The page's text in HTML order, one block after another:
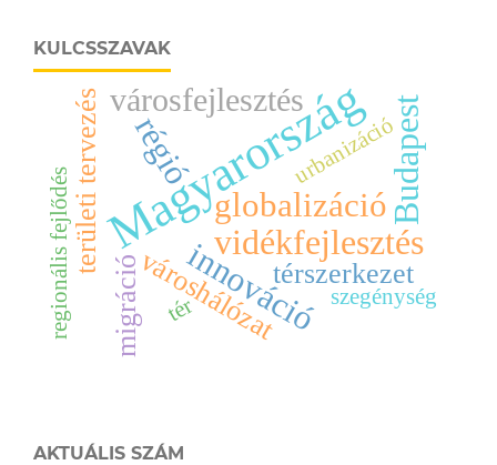
KULCSSZAVAK
Magyarország
vidékfejlesztés
Budapest
innováció
globalizáció
régió
városfejlesztés
városhálózat
területi tervezés
migráció térszerkezet
regionális fejlődés
urbanizáció
szegénység
tér
AKTUÁLIS SZÁM